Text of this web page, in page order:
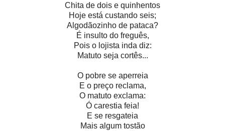
Chita de dois e quinhentos
Hoje está custando seis;
Algodãozinho de pataca?
É insulto do freguês,
Pois o lojista inda diz:
Matuto seja cortês...
O pobre se aperreia
E o preço reclama,
O matuto exclama:
Ó carestia feia!
E se resgateia
Mais algum tostão